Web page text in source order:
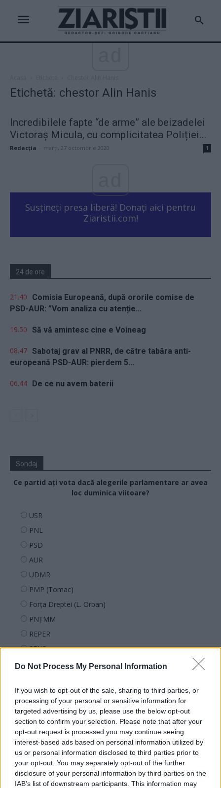
Do Not Process My Personal Information
If you wish to opt-out of the sale, sharing to third parties, or
processing of your personal or sensitive information for
targeted advertising by us, please use the below opt-out
section to confirm your selection. Please note that after your
opt-out request is processed you may continue seeing
interest-based ads based on personal information utilized by
us or personal information disclosed to third parties prior to
your opt-out. You may separately opt-out of the further
disclosure of your personal information by third parties on the
IAB’s list of downstream participants. This information may
Etichetă: chestor Alin Hanis
Incredibilele fapte “de arme” ale beizadelei
Victoraș Micula, cu complicitatea Poliției...
Redacţia marți, 27 octombrie 2020 1
Susțineți presa liberă! Donați aici pentru
Ziaristii.com!
24 de ore
21.40
Comisia Europeană, după ororile comise de
PSD-AUR: ”Vom analiza cu atenție...
19.50 Să vă amintesc cine e Voineag
08.47 Sabotaj grav al PNRR, de către tabăra anti-
europeană PSD-AUR: pierdem 5...
06.44 De ce nu avem baterii
Sondaj
Ce partid ați vota dacă alegerile parlamentare ar avea
loc duminica viitoare?
USR
PNL
PSD
AUR
UDMR
PMP (Tomac)
Forța Dreptei (L. Orban)
PNȚMM
REPER
SENS
SOS (Șoșoacă)
PACE (Peia)
Acțiunea Conservatoare (Târziu)
PDF (Lazarus)
PUSL (D. Voiculescu)
PNȚCD (Pavelescu)
PNCR (Terheș)
Partidul Patrioților (Surugiu)